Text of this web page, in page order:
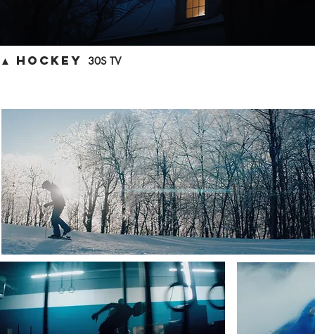
▲ HOCKEY 30S TV